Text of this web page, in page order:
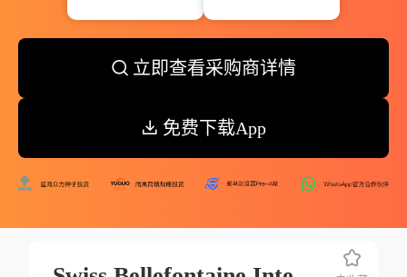
立即查看采购商详情
免费下载App